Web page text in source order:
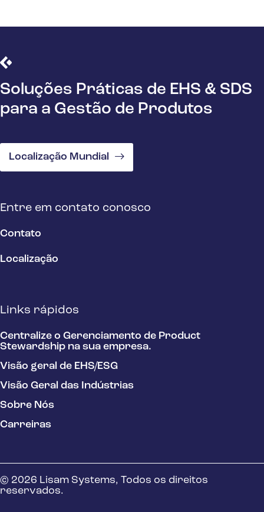
Soluções Práticas de EHS & SDS
para a Gestão de Produtos
Localização Mundial
Entre em contato conosco
Contato
Localização
Links rápidos
Centralize o Gerenciamento de Product
Stewardship na sua empresa.
Visão geral de EHS/ESG
Visão Geral das Indústrias
Sobre Nós
Carreiras
© 2026 Lisam Systems, Todos os direitos
reservados.